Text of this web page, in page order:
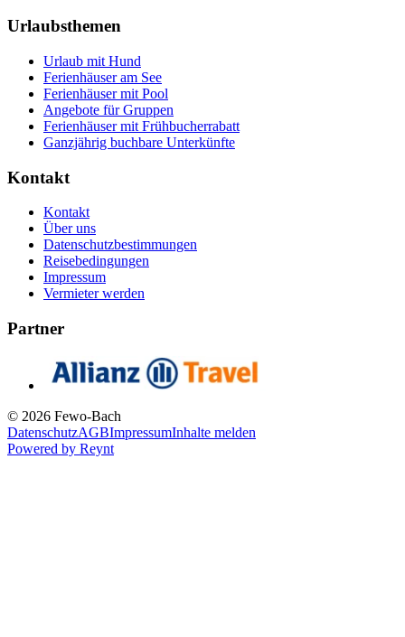
Urlaubsthemen
Urlaub mit Hund
Ferienhäuser am See
Ferienhäuser mit Pool
Angebote für Gruppen
Ferienhäuser mit Frühbucherrabatt
Ganzjährig buchbare Unterkünfte
Kontakt
Kontakt
Über uns
Datenschutzbestimmungen
Reisebedingungen
Impressum
Vermieter werden
Partner
© 2026 Fewo-Bach
DatenschutzAGBImpressumInhalte melden
Powered by Reynt